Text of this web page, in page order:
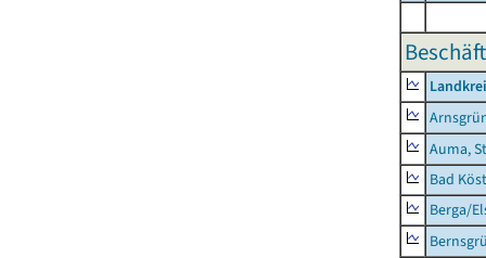
Auma,
Bad
Berga/